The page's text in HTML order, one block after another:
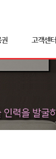
고객센터